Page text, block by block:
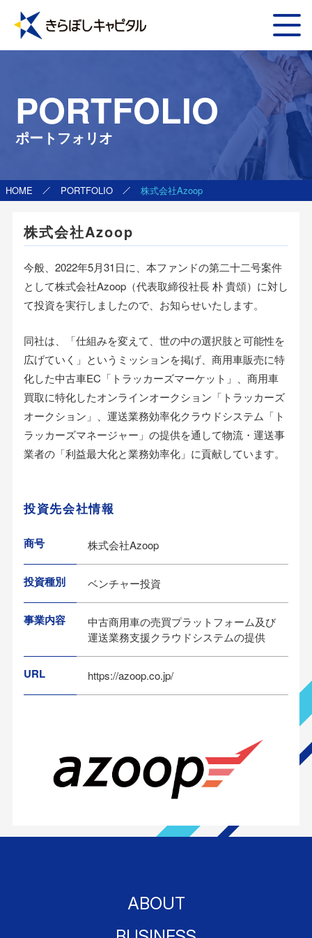
PORTFOLIO
ポートフォリオ
HOME PORTFOLIO 株式会社Azoop
株式会社Azoop
今般、2022年5月31日に、本ファンドの第二十二号案件
として株式会社Azoop（代表取締役社長 朴 貴頌）に対し
て投資を実行しましたので、お知らせいたします。
同社は、「仕組みを変えて、世の中の選択肢と可能性を
広げていく」というミッションを掲げ、商用車販売に特
化した中古車EC「トラッカーズマーケット」、商用車
買取に特化したオンラインオークション「トラッカーズ
オークション」、運送業務効率化クラウドシステム「ト
ラッカーズマネージャー」の提供を通して物流・運送事
業者の「利益最大化と業務効率化」に貢献しています。
投資先会社情報
商号 株式会社Azoop
投資種別 ベンチャー投資
事業内容
中古商用車の売買プラットフォーム及び
運送業務支援クラウドシステムの提供
URL https://azoop.co.jp/
ABOUT